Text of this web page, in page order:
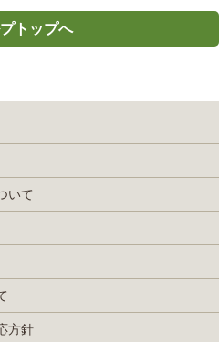
トップへ
いて
方針